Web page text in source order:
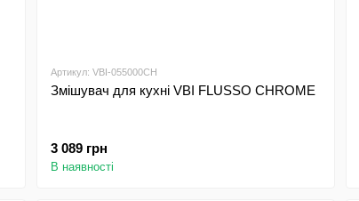
Артикул: VBI-055000CH
Змішувач для кухні VBI FLUSSO CHROME
3 089 грн
В наявності